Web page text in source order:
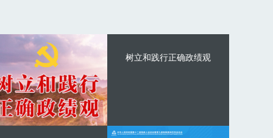
树立和践行正确政绩观